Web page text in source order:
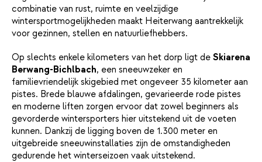
combinatie van rust, ruimte en veelzijdige
wintersportmogelijkheden maakt Heiterwang aantrekkelijk
voor gezinnen, stellen en natuurliefhebbers.
Op slechts enkele kilometers van het dorp ligt de Skiarena
Berwang-Bichlbach, een sneeuwzeker en
familievriendelijk skigebied met ongeveer 35 kilometer aan
pistes. Brede blauwe afdalingen, gevarieerde rode pistes
en moderne liften zorgen ervoor dat zowel beginners als
gevorderde wintersporters hier uitstekend uit de voeten
kunnen. Dankzij de ligging boven de 1.300 meter en
uitgebreide sneeuwinstallaties zijn de omstandigheden
gedurende het winterseizoen vaak uitstekend.